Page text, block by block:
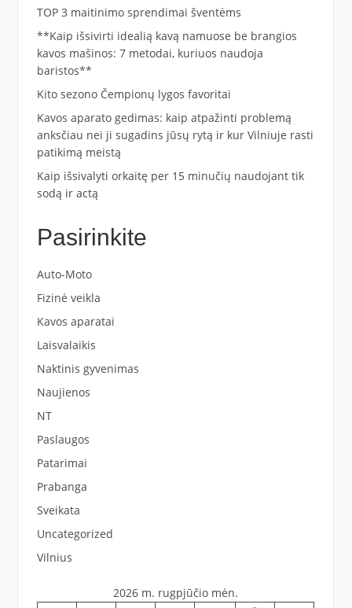
TOP 3 maitinimo sprendimai šventėms
**Kaip išsivirti idealią kavą namuose be brangios
kavos mašinos: 7 metodai, kuriuos naudoja
baristos**
Kito sezono Čempionų lygos favoritai
Kavos aparato gedimas: kaip atpažinti problemą
anksčiau nei ji sugadins jūsų rytą ir kur Vilniuje rasti
patikimą meistą
Kaip išsivalyti orkaitę per 15 minučių naudojant tik
sodą ir actą
Pasirinkite
Auto-Moto
Fizinė veikla
Kavos aparatai
Laisvalaikis
Naktinis gyvenimas
Naujienos
NT
Paslaugos
Patarimai
Prabanga
Sveikata
Uncategorized
Vilnius
2026 m. rugpjūčio mėn.